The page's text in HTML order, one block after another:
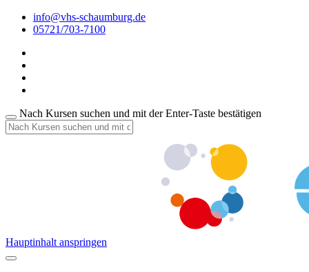
info@vhs-schaumburg.de
05721/703-7100
Nach Kursen suchen und mit der Enter-Taste bestätigen
Hauptinhalt anspringen